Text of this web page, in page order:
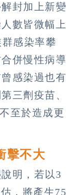
封加上新變
數皆微幅上
感染率攀
併慢性病導
感染過也有
三劑疫苗、
至於造成更
擊不大
明，若以3
，將產生75